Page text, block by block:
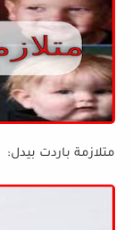
متلازمة باردت بيدل: